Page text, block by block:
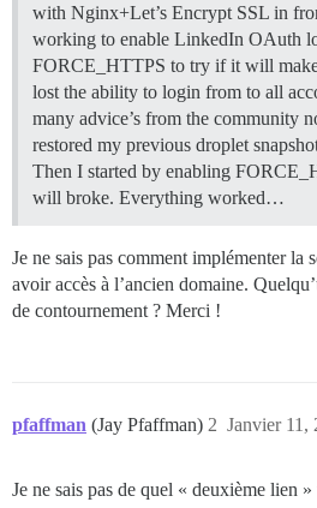
with Nginx+Let’s Encrypt SSL in
working to enable LinkedIn OAuth
FORCE_HTTPS to try if it will
lost the ability to login from to all
many advice’s from the community
restored my previous droplet
Then I started by enabling
will broke. Everything worked…
Je ne sais pas comment implémenter la
avoir accès à l’ancien domaine.
de contournement ? Merci !
pfaffman (Jay Pfaffman) Janvier 11,
2
Je ne sais pas de quel « deuxième lien